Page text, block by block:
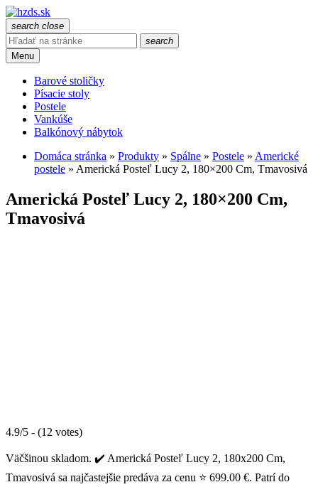
search close
search
Menu
Barové stoličky
Písacie stoly
Postele
Vankúše
Balkónový nábytok
Domáca stránka » Produkty » Spálne » Postele » Americké
postele » Americká Posteľ Lucy 2, 180×200 Cm, Tmavosivá
Americká Posteľ Lucy 2, 180×200 Cm,
Tmavosivá
4.9/5 - (12 votes)
Väčšinou skladom. ✔️ Americká Posteľ Lucy 2, 180x200 Cm,
Tmavosivá sa najčastejšie predáva za cenu ⭐ 699.00 €. Patrí do